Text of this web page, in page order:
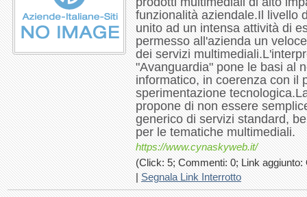
funzionalità aziendale.Il livello
unito ad un intensa attività di
permesso all'azienda un
dei servizi
"Avanguardia" pone le basi al
informatico, in coerenza con il
sperimentazione
propone di non essere
generico di servizi standard,
per le tematiche multimediali.
https://www.cynaskyweb.it/
(Click: 5; Commenti: 0; Link aggiunto:
|Segnala Link Interrotto